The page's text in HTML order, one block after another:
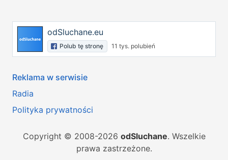
odSluchane.eu
Polub tę stronę 11 tys. polubień
Reklama w serwisie
Radia
Polityka prywatności
Copyright © 2008-2026 odSluchane. Wszelkie
prawa zastrzeżone.